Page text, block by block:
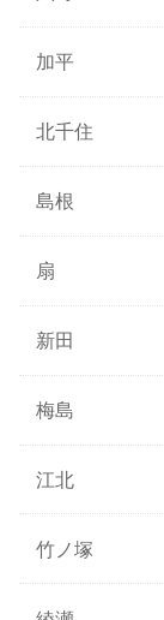
加平
北千住
島根
扇
新田
梅島
江北
竹ノ塚